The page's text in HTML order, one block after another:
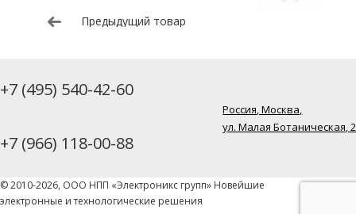
Предыдущий товар
+7 (495) 540-42-60
+7 (966) 118-00-88
Россия, Москва,
ул. Малая Ботаническая,
© 2010-2026, ООО НПП «Электроникс групп» Новейшие
электронные и технологические решения